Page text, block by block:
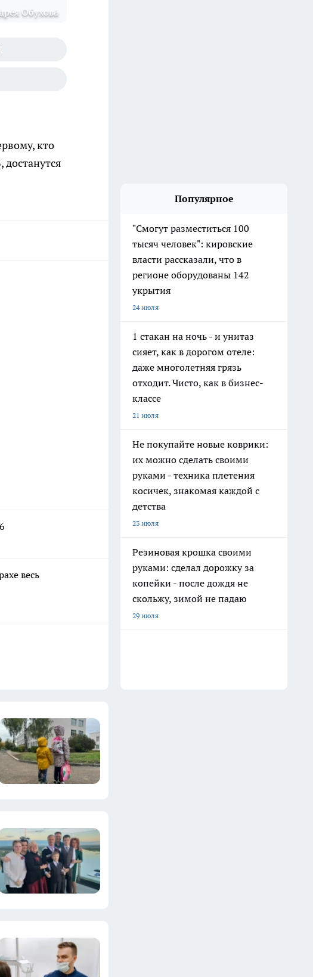
Обухова
кто
весь
Популярное
"Смогут разместиться 100
тысяч человек": кировские
власти рассказали, что в
регионе оборудованы 142
укрытия
24 июля
1 стакан на ночь - и унитаз
сияет, как в дорогом отеле:
даже многолетняя грязь
отходит. Чисто, как в бизнес-
классе
21 июля
Не покупайте новые коврики:
их можно сделать своими
руками - техника плетения
косичек, знакомая каждой с
детства
23 июля
Резиновая крошка своими
руками: сделал дорожку за
копейки - после дождя не
скольжу, зимой не падаю
29 июля